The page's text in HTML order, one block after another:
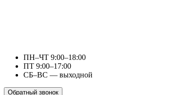
ПН–ЧТ 9:00–18:00
ПТ 9:00–17:00
СБ–ВС — выходной
Обратный звонок